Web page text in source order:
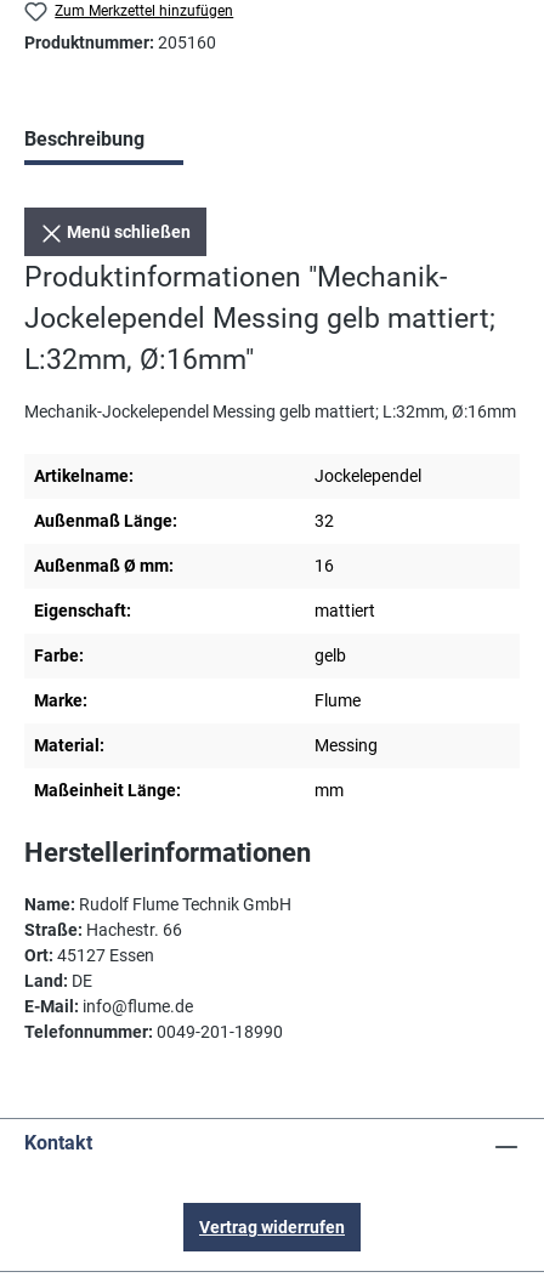
Zum Merkzettel hinzufügen
Produktnummer: 205160
Beschreibung
Menü schließen
Produktinformationen "Mechanik-
Jockelependel Messing gelb mattiert;
L:32mm, Ø:16mm"
Mechanik-Jockelependel Messing gelb mattiert; L:32mm, Ø:16mm
Artikelname: Jockelependel
Außenmaß Länge: 32
Außenmaß Ø mm: 16
Eigenschaft: mattiert
Farbe: gelb
Marke: Flume
Material: Messing
Maßeinheit Länge: mm
Herstellerinformationen
Name: Rudolf Flume Technik GmbH
Straße: Hachestr. 66
Ort: 45127 Essen
Land: DE
E-Mail: info@flume.de
Telefonnummer: 0049-201-18990
Kontakt
Vertrag widerrufen